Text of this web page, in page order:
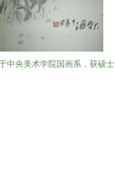
中央美术学院国画系，获硕士